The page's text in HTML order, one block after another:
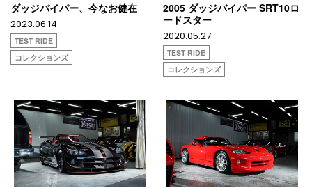
ダッジバイパー、今なお健在
2023.06.14
TEST RIDE
コレクションズ
2005 ダッジバイパー SRT10ロ
ードスター
2020.05.27
TEST RIDE
コレクションズ